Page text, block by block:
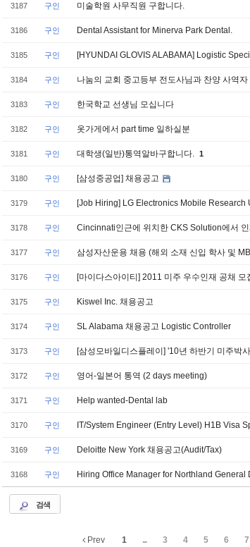
3187 구인 미술학원 사무직원 구합니다.
3186 구인 Dental Assistant for Minerva Park Dental.
3185 구인 [HYUNDAI GLOVIS ALABAMA] Logistic
3184 구인 나눔의 교회 중고등부 전도사님과 찬양 사역
3183 구인 한국학교 선생님 모십니다
3182 구인 옷가게에서 part time 일하실분
3181 구인 대학생(일반)통역알바구합니다. 1
3180 구인 [삼성중공업] 채용공고
3179 구인 [Job Hiring] LG Electronics Mobile Research
3178 구인 Cincinnati인근에 위치한 CKS Solution에서
3177 구인 삼성자산운용 채용 (해외 소재 신입 학사 및
3176 구인 [마이다스아이티] 2011 미주 우수인재 공채 모
3175 구인 Kiswel Inc. 채용공고
3174 구인 SL Alabama 채용공고 Logistic Controller
3173 구인 [삼성모바일디스플레이] '10년 하반기 미주박
3172 구인 영어-일본어 통역 (2 days meeting)
3171 구인 Help wanted-Dental lab
3170 구인 IT/System Engineer (Entry Level) H1B Visa
3169 구인 Deloitte New York 채용공고(Audit/Tax)
3168 구인 Hiring Office Manager for Northland General
검색
Prev 1 ... 3 4 5 6 7